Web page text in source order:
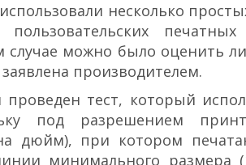
несколько
печатных
можно было оценить
производителем.
тест, который
под разрешением
дюйм), при котором
минимального размера